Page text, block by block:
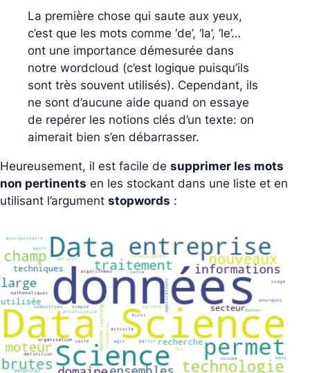
La première chose qui saute aux yeux,
c’est que les mots comme ‘de’, ‘la’, ‘le’…
ont une importance démesurée dans
notre wordcloud (c’est logique puisqu’ils
sont très souvent utilisés). Cependant, ils
ne sont d’aucune aide quand on essaye
de repérer les notions clés d’un texte: on
aimerait bien s’en débarrasser.
Heureusement, il est facile de supprimer les mots
non pertinents en les stockant dans une liste et en
utilisant l’argument stopwords :